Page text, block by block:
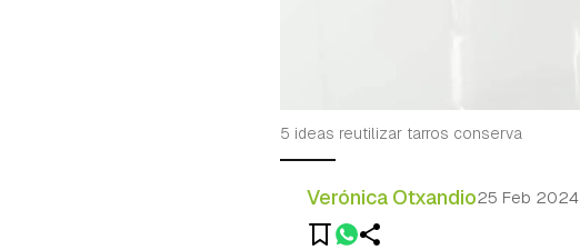
5 ideas reutilizar tarros conserva
Verónica Otxandio25 Feb 2024